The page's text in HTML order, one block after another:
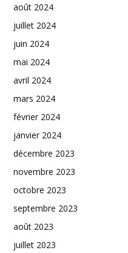
août 2024
juillet 2024
juin 2024
mai 2024
avril 2024
mars 2024
février 2024
janvier 2024
décembre 2023
novembre 2023
octobre 2023
septembre 2023
août 2023
juillet 2023